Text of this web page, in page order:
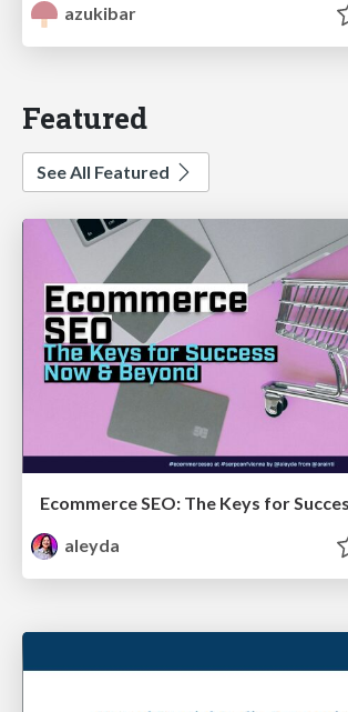
azukibar
Featured
See All Featured
aleyda